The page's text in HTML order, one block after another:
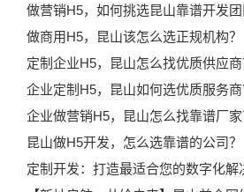
做营销H5，如何挑选昆山靠谱开发团
做商用H5，昆山该怎么选正规机构？
定制企业H5，昆山怎么找优质供应商
企业定制H5，昆山如何选优质服务商
企业做营销H5，昆山怎么找靠谱厂家
昆山做H5开发，怎么选靠谱的公司？
定制开发：打造最适合您的数字化解